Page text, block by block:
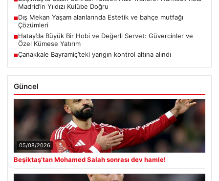
Madrid’in Yıldızı Kulübe Doğru
■Dış Mekan Yaşam alanlarında Estetik ve bahçe mutfağı
Çözümleri
■Hatay’da Büyük Bir Hobi ve Değerli Servet: Güvercinler ve
Özel Kümese Yatırım
■Çanakkale Bayramiç’teki yangın kontrol altına alındı
Güncel
05/08/2026
Beşiktaş’tan Mohamed Salah sonrası dev hamle!